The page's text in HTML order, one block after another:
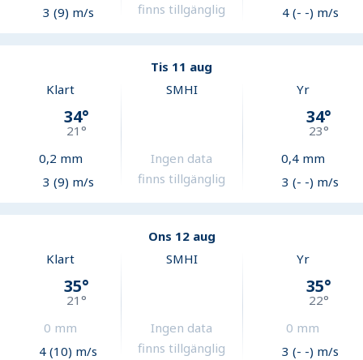
3 (9) m/s
finns tillgänglig
4 (- -) m/s
Tis 11 aug
Klart
34°
21°
0,2 mm
3 (9) m/s
SMHI
Ingen data
finns tillgänglig
Yr
34°
23°
0,4mm
3 (- -) m/s
Ons 12 aug
Klart
35°
21°
0 mm
4 (10) m/s
SMHI
Ingen data
finns tillgänglig
Yr
35°
22°
0 mm
3 (- -) m/s